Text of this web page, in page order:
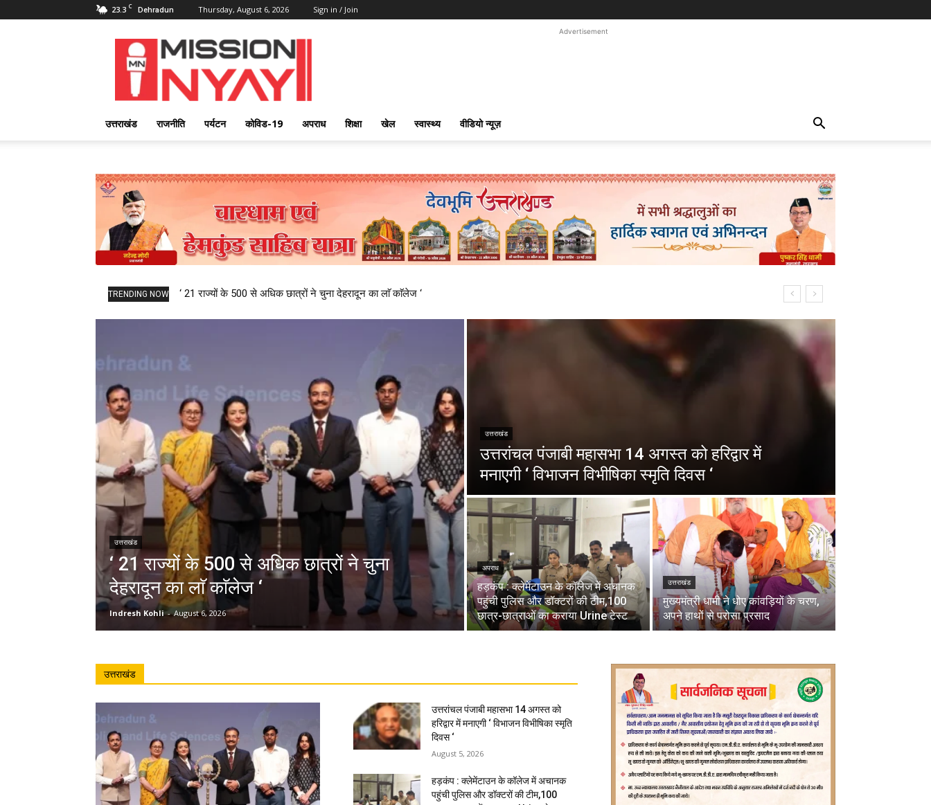
23.3 C Dehradun Thursday, August 6, 2026 Sign in / Join
Mission
Nyay
Advertisement
उत्तराखंड राजनीति पर्यटन कोविड-19 अपराध शिक्षा खेल स्वास्थ्य वीडियो न्यूज़
TRENDING NOW ‘ 21 राज्यों के 500 से अधिक छात्रों ने चुना देहरादून का लाॅ काॅलेज ‘
उत्तराखंड
‘ 21 राज्यों के 500 से अधिक छात्रों ने चुना
देहरादून का लाॅ काॅलेज ‘
Indresh Kohli - August 6, 2026
उत्तराखंड
उत्तरांचल पंजाबी महासभा 14 अगस्त को हरिद्वार में
मनाएगी ‘ विभाजन विभीषिका स्मृति दिवस ‘
अपराध
हड़कंप : क्लेमेंटाउन के कॉलेज में अचानक
पहुंची पुलिस और डॉक्टरों की टीम,100
छात्र-छात्राओं का कराया Urine टेस्ट
उत्तराखंड
मुख्यमंत्री धामी ने धोए कांवड़ियों के चरण,
अपने हाथों से परोसा प्रसाद
उत्तराखंड
उत्तरांचल पंजाबी महासभा 14 अगस्त को
हरिद्वार में मनाएगी ‘ विभाजन विभीषिका स्मृति
दिवस ‘
August 5, 2026
हड़कंप : क्लेमेंटाउन के कॉलेज में अचानक
पहुंची पुलिस और डॉक्टरों की टीम,100